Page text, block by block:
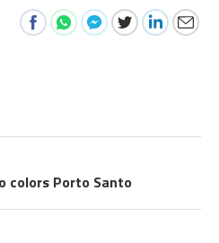
colors Porto Santo